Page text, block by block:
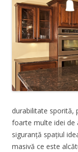
durabilitate sporită,
foarte multe idei de
siguranță spațiul
masivă ce este